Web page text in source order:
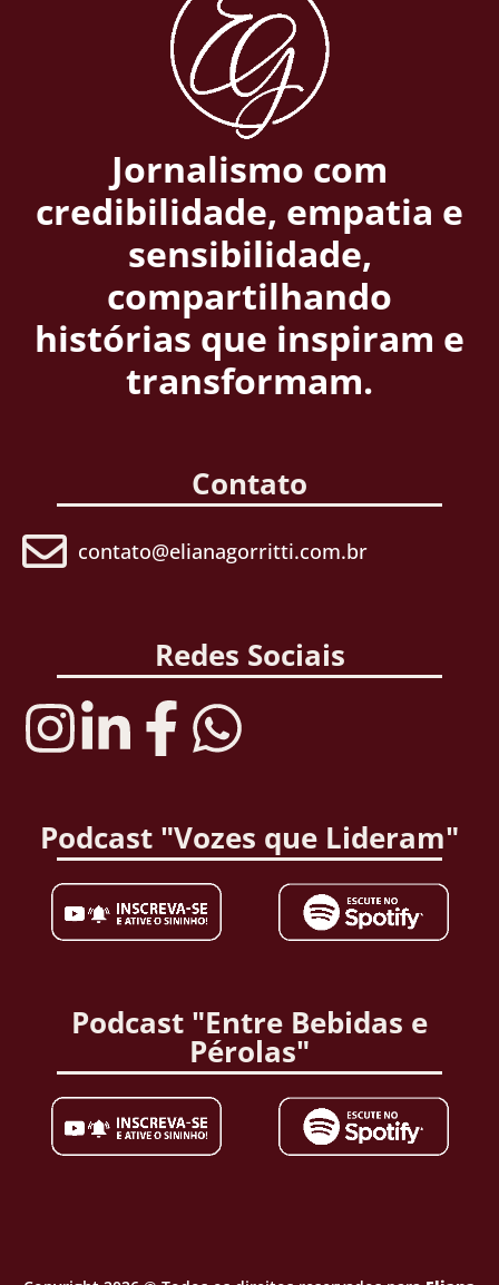
Jornalismo com
credibilidade, empatia e
sensibilidade,
compartilhando
histórias que inspiram e
transformam.
Contato
contato@elianagorritti.com.br
Redes Sociais
Podcast "Vozes que Lideram"
Podcast "Entre Bebidas e
Pérolas"